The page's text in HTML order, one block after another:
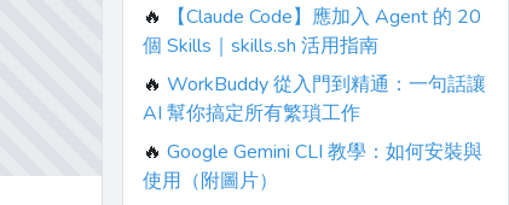
🔥
【Claude Code】應加入 Agent 的 20
個 Skills｜skills.sh 活用指南
🔥 WorkBuddy 從入門到精通：一句話讓
AI 幫你搞定所有繁瑣工作
🔥 Google Gemini CLI 教學：如何安裝與
使用（附圖片）